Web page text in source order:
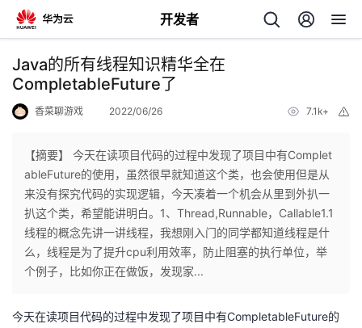
开发者
返
回
个
人
主
页
我
的
开
我
的
我
Java的所有线程知识精华全在
CompletableFuture了
香菜聊游戏 2022/06/26 7.1k+
【摘要】 今天在读项目代码的过程中发现了项目中有Complet
ableFuture的使用，虽然很早就知道这个类，也会使用但是从
来没有探究代码的实现逻辑，今天凑着一个机会从里到外扒一
扒这个类，希望能讲明白。1、Thread,Runnable，Callable1.1
线程的概念先讲一讲线程，我想刚入门的同学都知道线程是什
么，线程是为了提升cpu利用效率，防止阻塞的执行单位，举
个例子，比如你正在做饭，发现家...
今天在读项目代码的过程中发现了项目中有CompletableFuture的